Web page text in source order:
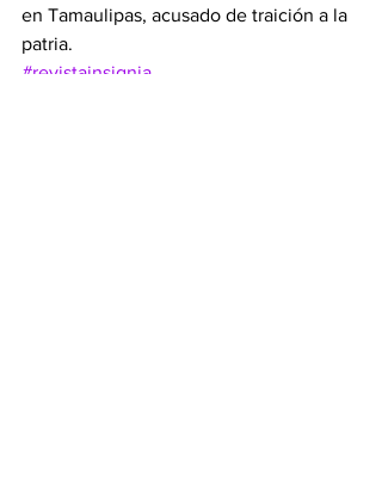
en Tamaulipas, acusado de traición a la
patria.
#revistainsignia